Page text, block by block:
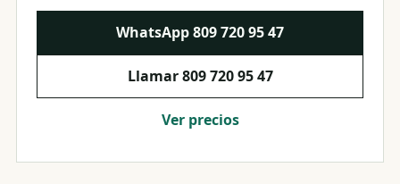
WhatsApp809 720 95 47
Llamar809 720 95 47
Ver precios